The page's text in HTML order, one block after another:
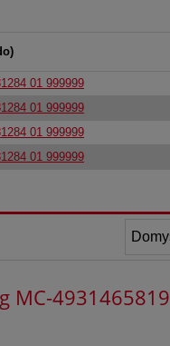
01 999999
01 999999
01 999999
01 999999
MC-4931465819